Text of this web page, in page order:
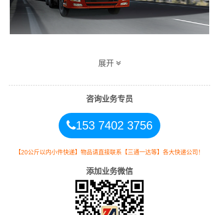
港邦珠海到六盘水专线物流运输方式
同时，为了方便广大客户从珠海物流到六盘水的不同运输
时效和物流成本要求，港邦 特推出珠海到六盘水物流
运输方式，以此来降低从广东珠海到六盘水的物流专线运
输成本，提高由珠海发货到六盘水的物流效率，以便为新
老客户提供更加优质完善的一站式从珠海到贵州六盘水
物流门到门运输服务！
展开
咨询业务专员
153 7402 3756
【20公斤以内小件快递】物品请直接联系【三通一达等】各大快递公司！
添加业务微信